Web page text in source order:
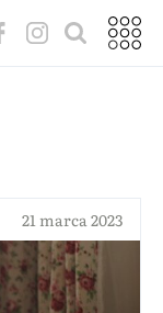
21 marca 2023